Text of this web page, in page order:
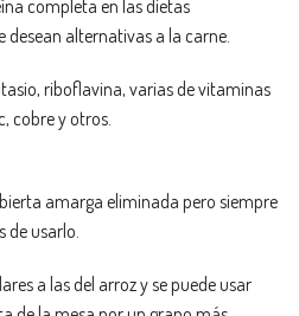
completa en las dietas
desean alternativas a la carne.
riboflavina, varias de vitaminas
cobre y otros.
amarga eliminada pero siempre
de usarlo.
a las del arroz y se puede usar